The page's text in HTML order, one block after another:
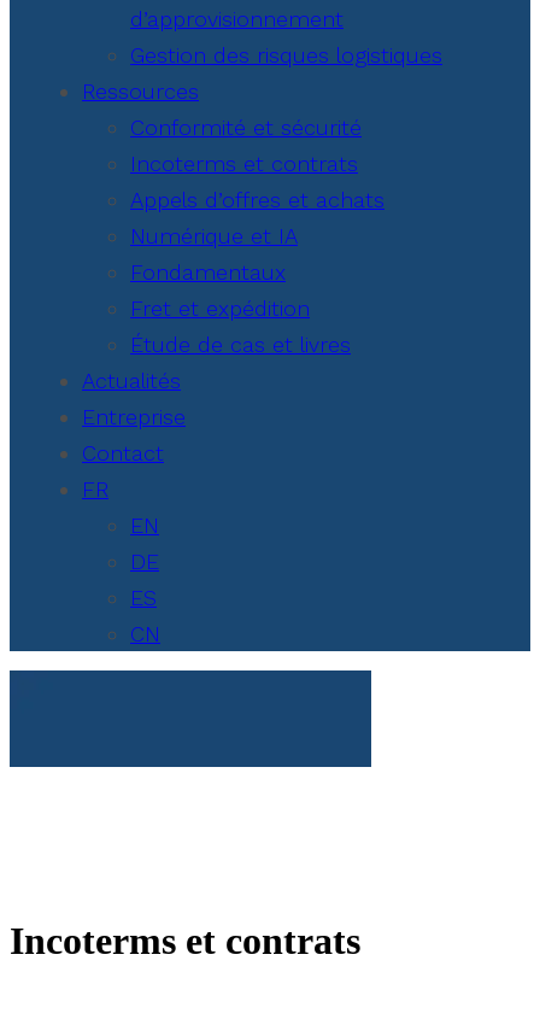
d’approvisionnement
Gestion des risques logistiques
Ressources
Conformité et sécurité
Incoterms et contrats
Appels d’offres et achats
Numérique et IA
Fondamentaux
Fret et expédition
Étude de cas et livres
Actualités
Entreprise
Contact
FR
EN
DE
ES
CN
Incoterms et contrats